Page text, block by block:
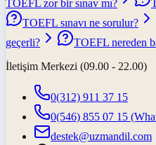
TOEFL zor bir sınav mı?
TOEFL sınavı ne sorulur?
geçerli?
TOEFL nereden
İletişim Merkezi (09.00 - 22.00)
0(312) 911 37 15
0(546) 855 07 15
destek@uzmandil.com